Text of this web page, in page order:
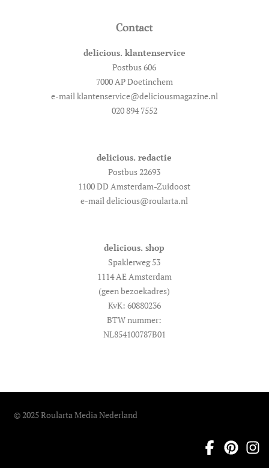
Contact
delicious. klantenservice
Postbus 606
7000 AP Doetinchem
e-mail klantenservice@deliciousmagazine.nl
020 894 7552
delicious. redactie
Postbus 22693
1100 DD Amsterdam-Zuidoost
e-mail delicious@roularta.nl
delicious. shop
Spaklerweg 53
1114 AE Amsterdam
(geen bezoekadres)
KvK: 60880236
BTW nummer:
NL854100787B01
© 2025 Roularta Media Nederland